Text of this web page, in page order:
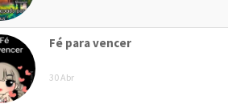
Fé para vencer
30 Abr